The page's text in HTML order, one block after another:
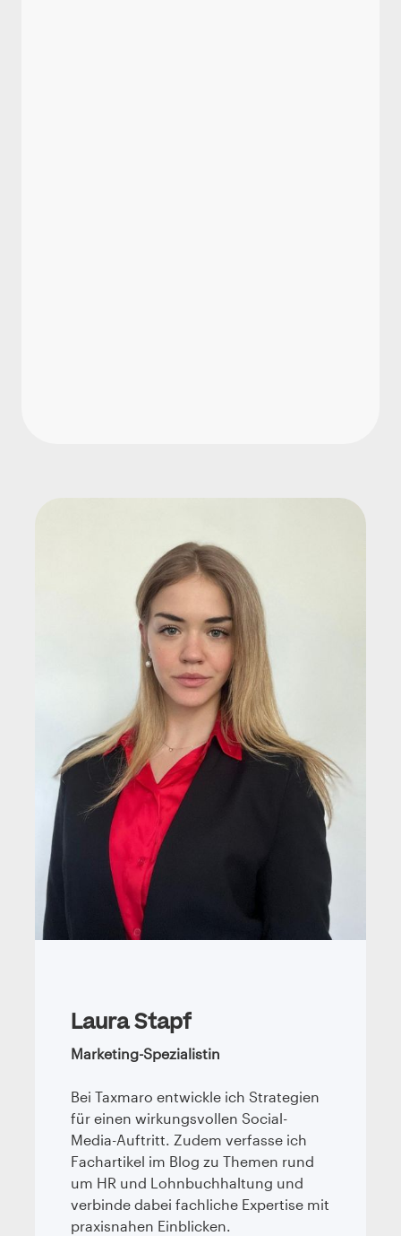
Laura Stapf
Marketing-Spezialistin
Bei Taxmaro entwickle ich Strategien
für einen wirkungsvollen Social-
Media-Auftritt. Zudem verfasse ich
Fachartikel im Blog zu Themen rund
um HR und Lohnbuchhaltung und
verbinde dabei fachliche Expertise mit
praxisnahen Einblicken.